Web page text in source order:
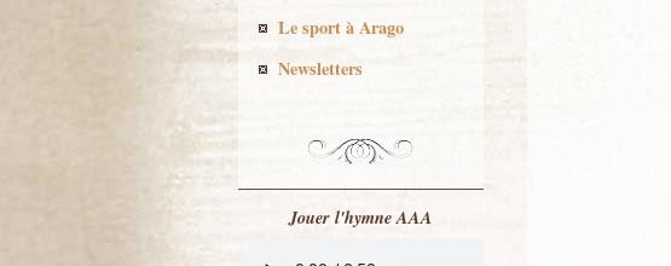
Le sport à Arago
Newsletters
Jouer l'hymne AAA